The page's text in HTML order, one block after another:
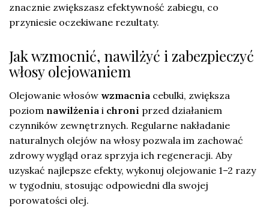
znacznie zwiększasz efektywność zabiegu, co
przyniesie oczekiwane rezultaty.
Jak wzmocnić, nawilżyć i zabezpieczyć
włosy olejowaniem
Olejowanie włosów wzmacnia cebulki, zwiększa
poziom nawilżenia i chroni przed działaniem
czynników zewnętrznych. Regularne nakładanie
naturalnych olejów na włosy pozwala im zachować
zdrowy wygląd oraz sprzyja ich regeneracji. Aby
uzyskać najlepsze efekty, wykonuj olejowanie 1–2 razy
w tygodniu, stosując odpowiedni dla swojej
porowatości olej.